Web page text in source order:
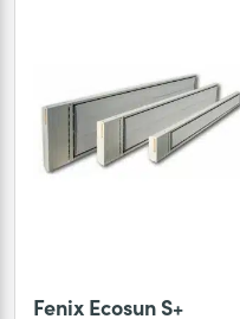
Fenix Ecosun S+